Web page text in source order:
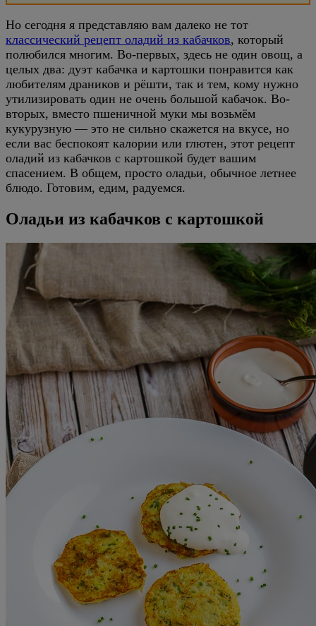
Но сегодня я представляю вам далеко не тот
классический рецепт оладий из кабачков, который
полюбился многим. Во-первых, здесь не один овощ, а
целых два: дуэт кабачка и картошки понравится как
любителям драников и рёшти, так и тем, кому нужно
утилизировать один не очень большой кабачок. Во-
вторых, вместо пшеничной муки мы возьмём
кукурузную — это не сильно скажется на вкусе, но
если вас беспокоят калории или глютен, этот рецепт
оладий из кабачков с картошкой будет вашим
спасением. В общем, просто оладьи, обычное летнее
блюдо. Готовим, едим, радуемся.
Оладьи из кабачков с картошкой